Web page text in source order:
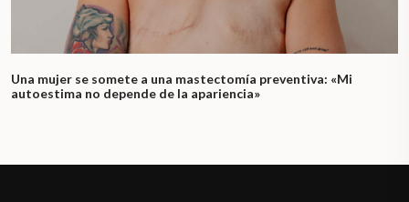
Una mujer se somete a una mastectomía preventiva: «Mi
autoestima no depende de la apariencia»